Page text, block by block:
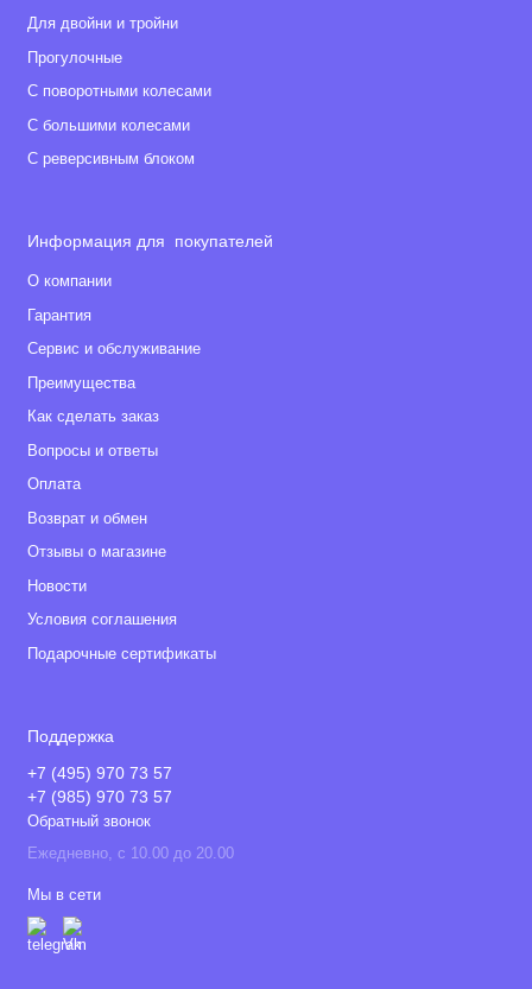
Для двойни и тройни
Прогулочные
С поворотными колесами
С большими колесами
С реверсивным блоком
Информация для покупателей
О компании
Гарантия
Сервис и обслуживание
Преимущества
Как сделать заказ
Вопросы и ответы
Оплата
Возврат и обмен
Отзывы о магазине
Новости
Условия соглашения
Подарочные сертификаты
Поддержка
+7 (495) 970 73 57
+7 (985) 970 73 57
Обратный звонок
Ежедневно, с 10.00 до 20.00
Мы в сети